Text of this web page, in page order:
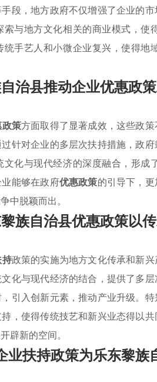
段，地方政府不仅增强了企业的
与地方文化相关的商业模式，
手艺人和小微企业复兴，使得
治县推动企业优惠政
策方面取得了显著成效，这些政
针对企业的多层次扶持措施，政
化与现代经济的深度融合，形成
能够在政府优惠政策的引导下，
中脱颖而出。
族自治县优惠政策以
政策的实施为地方文化传承和新
化与现代经济的结合，提供了多
引入创新元素，推动产业升级。
，使得传统技艺和新兴业态得以
辟新的空间。
业扶持政策为乐东黎族